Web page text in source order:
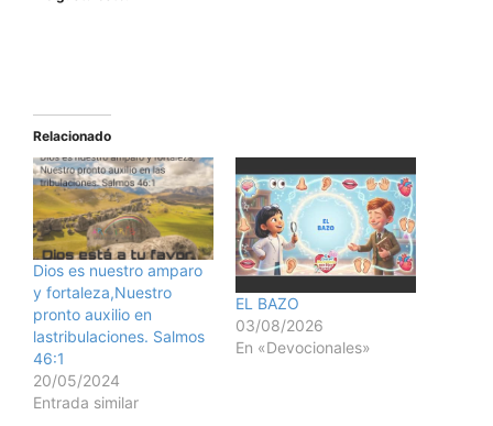
Relacionado
Dios es nuestro amparo
y fortaleza,Nuestro
pronto auxilio en
lastribulaciones. Salmos
46:1
20/05/2024
Entrada similar
EL BAZO
03/08/2026
En «Devocionales»